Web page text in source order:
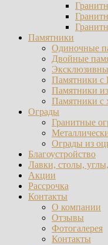
Памятники
Одиночные
Двойные
Памятники с
Памятники
Памятники с
Ограды
Гранитные
Ограды из
Благоустройство
Лавки, столы,
Акции
Рассрочка
Контакты
О компании
Отзывы
Фотогалерея
Контакты